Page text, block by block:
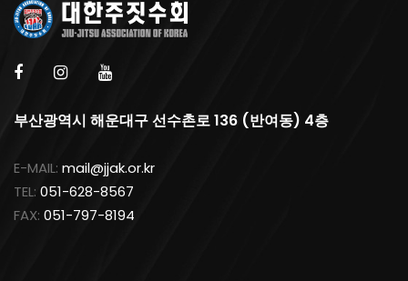
부산광역시 해운대구 선수촌로 136 (반여동) 4층
E-MAIL: mail@jjak.or.kr
TEL: 051-628-8567
FAX: 051-797-8194